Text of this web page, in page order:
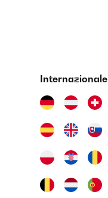
Internazionale